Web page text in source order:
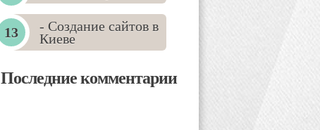
- Создание сайтов в
Киеве
Последние комментарии